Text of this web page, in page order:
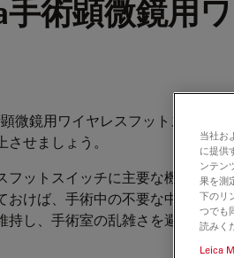
手術顕微鏡用
微鏡用ワイヤレスフットスイッチ
させましょう。
フットスイッチに主要な機能をあ
おけば、手術中の不要な中断を避
持し、手術室の乱雑さを避けるこ
当社お
に提供
ンテン
果を測
下のリ
つでも
読みく
Leica